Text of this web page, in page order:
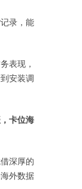
录，能
表现，
安装调
卡位海
深厚的
外数据